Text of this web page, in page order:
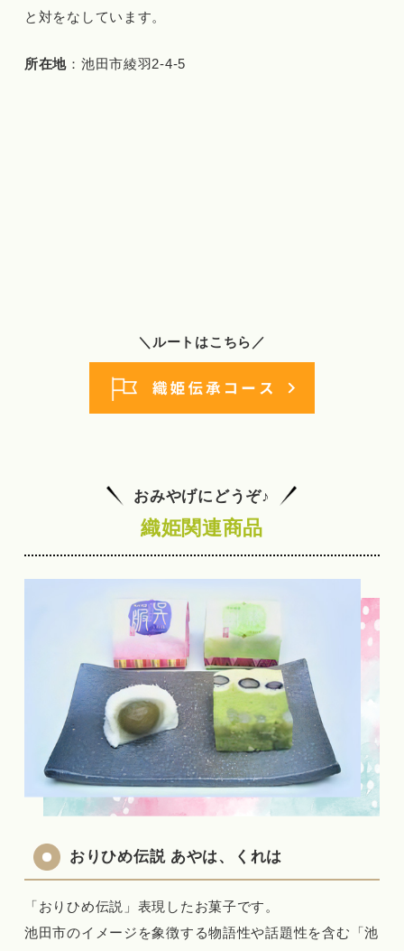
と対をなしています。
所在地 ：池田市綾羽2-4-5
＼ルートはこちら／
おみやげにどうぞ♪
織姫関連商品
おりひめ伝説 あやは、くれは
「おりひめ伝説」表現したお菓子です。
池田市のイメージを象徴する物語性や話題性を含む「池